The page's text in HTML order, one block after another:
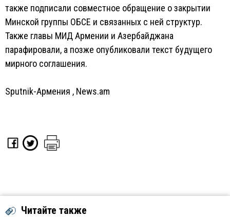
также подписали совместное обращение о закрытии
Минской группы ОБСЕ и связанных с ней структур.
Также главы МИД Армении и Азербайджана
парафировали, а позже опубликовали текст будущего
мирного соглашения.
Sputnik-Армения , News.am
Читайте также